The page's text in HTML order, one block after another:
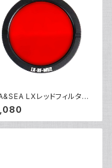
LXレッドフィルター